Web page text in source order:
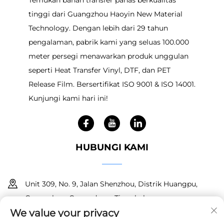
tinggi dari Guangzhou Haoyin New Material
Technology. Dengan lebih dari 29 tahun
pengalaman, pabrik kami yang seluas 100.000
meter persegi menawarkan produk unggulan
seperti Heat Transfer Vinyl, DTF, dan PET
Release Film. Bersertifikat ISO 9001 & ISO 14001.
Kunjungi kami hari ini!
HUBUNGI KAMI
Unit 309, No. 9, Jalan Shenzhou, Distrik Huangpu,
Guangzhou, Guangdong, Tiongkok
We value your privacy